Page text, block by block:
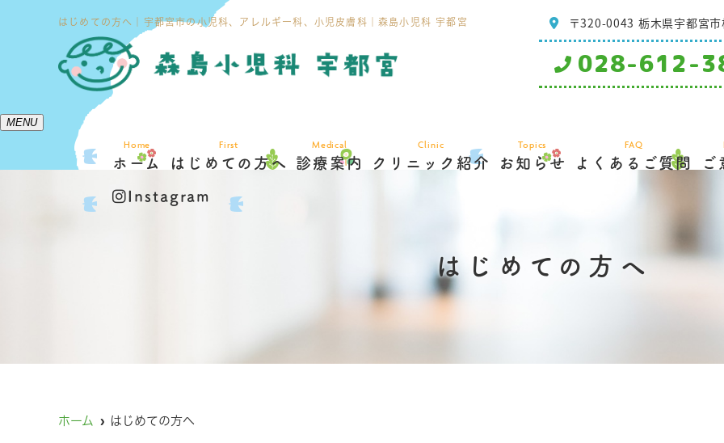
はじめての方へ｜宇都宮市の小児科、アレルギー科、小児皮膚科｜森島小児科 宇都宮 〒320-0043 栃木県宇都宮
028-612-
MENU
Home
ホーム
First
はじめての方へ
Medical
診療案内
Clinic
クリニック紹介
Topics
お知らせ
FAQ
よくあるご質問 ご
Instagram
はじめての方へ
ホーム はじめての方へ